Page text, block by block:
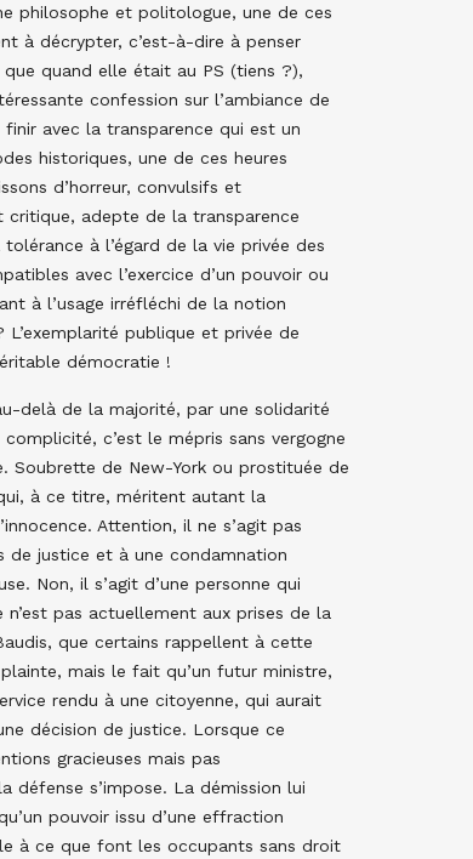
philosophe et politologue, une de ces
à décrypter, c’est-à-dire à penser
quand elle était au PS (tiens ?),
confession sur l’ambiance de
avec la transparence qui est un
historiques, une de ces heures
d’horreur, convulsifs et
critique, adepte de la transparence
à l’égard de la vie privée des
avec l’exercice d’un pouvoir ou
à l’usage irréfléchi de la notion
publique et privée de
démocratie !
delà de la majorité, par une solidarité
c’est le mépris sans vergogne
Soubrette de New-York ou prostituée de
à ce titre, méritent autant la
Attention, il ne s’agit pas
de justice et à une condamnation
Non, il s’agit d’une personne qui
pas actuellement aux prises de la
que certains rappellent à cette
mais le fait qu’un futur ministre,
rendu à une citoyenne, qui aurait
décision de justice. Lorsque ce
gracieuses mais pas
défense s’impose. La démission lui
pouvoir issu d’une effraction
à ce que font les occupants sans droit